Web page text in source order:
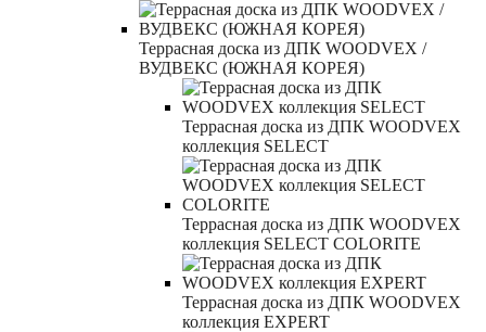
Террасная доска из ДПК WOODVEX /
ВУДВЕКС (ЮЖНАЯ КОРЕЯ)
Террасная доска из ДПК WOODVEX
коллекция SELECT
Террасная доска из ДПК WOODVEX
коллекция SELECT COLORITE
Террасная доска из ДПК WOODVEX
коллекция EXPERT